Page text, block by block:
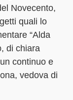
Novecento,
quali lo
“Alda
di chiara
continuo e
vedova di